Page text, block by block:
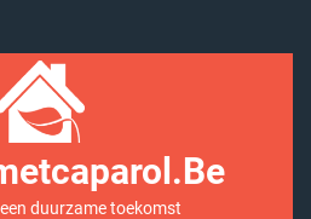
duurzame toekomst